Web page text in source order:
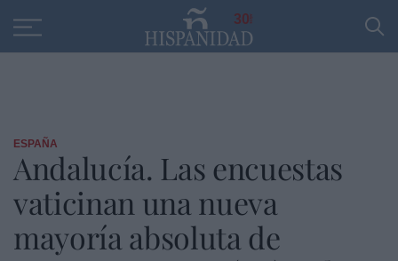
30
ESPAÑA
Andalucía. Las encuestas
vaticinan una nueva
mayoría absoluta de